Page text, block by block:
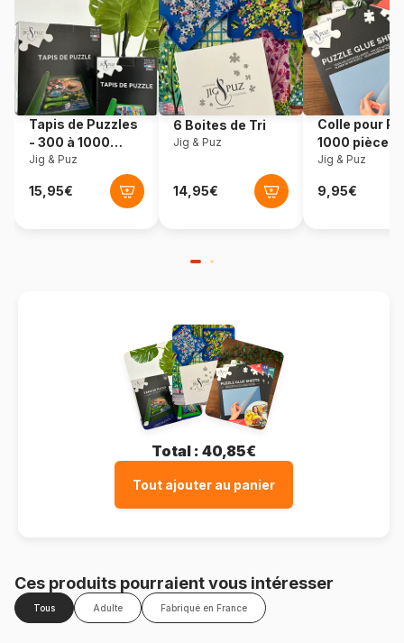
EAN 4005556093366
Nombre de pièces 49 pièces
Dimensions 18 x 18 cm
Matière primaire
Tapis de Puzzles
- 300 à 1000
pièces
Jig & Puz
6 Boites de Tri
Jig & Puz
Colle pour
1000 pièces
Jig & Puz
Total : 40,85€
Tout ajouter au panier
Ces produits pourraient vous intéresser
Tous Adulte Fabriqué en France